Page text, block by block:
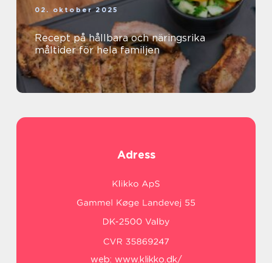
02. oktober 2025
Recept på hållbara och näringsrika
måltider för hela familjen
Adress
web: www.klikko.dk/